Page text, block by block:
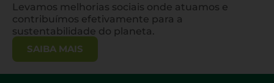
Levamos melhorias sociais onde atuamos e
contribuímos efetivamente para a
sustentabilidade do planeta.
SAIBA MAIS